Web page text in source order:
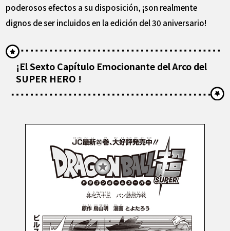
poderosos efectos a su disposición, ¡son realmente
dignos de ser incluidos en la edición del 30 aniversario!
¡El Sexto Capítulo Emocionante del Arco del
SUPER HERO !